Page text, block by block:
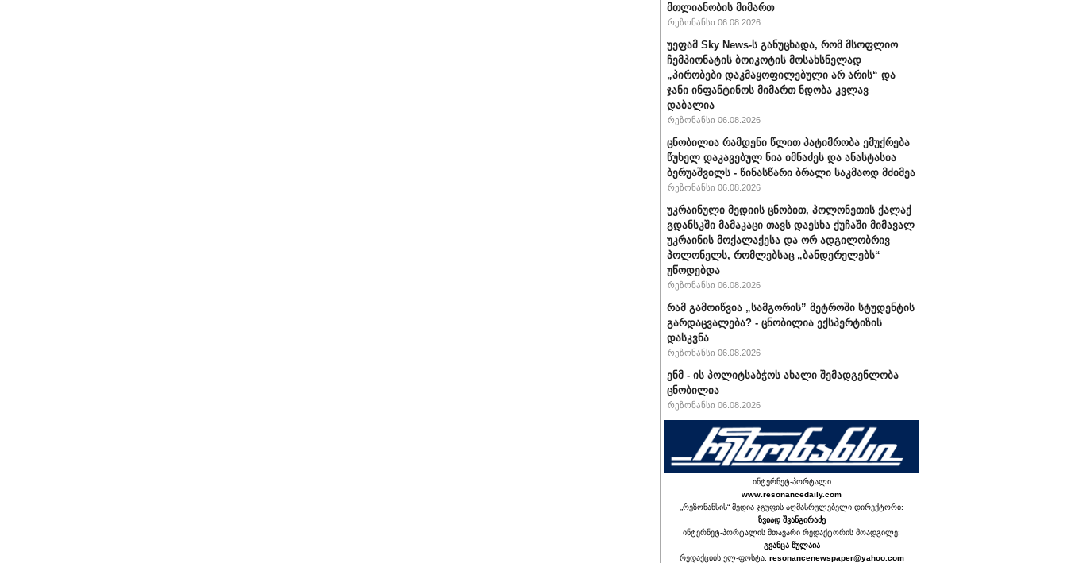
მთლიანობის მიმართ
რეზონანსი 06.08.2026
უეფამ Sky News-ს განუცხადა, რომ მსოფლიო
ჩემპიონატის ბოიკოტის მოსახსნელად
„პირობები დაკმაყოფილებული არ არის“ და
ჯანი ინფანტინოს მიმართ ნდობა კვლავ
დაბალია
რეზონანსი 06.08.2026
ცნობილია რამდენი წლით პატიმრობა ემუქრება
წუხელ დაკავებულ ნია იმნაძეს და ანასტასია
ბერუაშვილს - წინასწარი ბრალი საკმაოდ მძიმეა
რეზონანსი 06.08.2026
უკრაინული მედიის ცნობით, პოლონეთის ქალაქ
გდანსკში მამაკაცი თავს დაესხა ქუჩაში მიმავალ
უკრაინის მოქალაქესა და ორ ადგილობრივ
პოლონელს, რომლებსაც „ბანდერელებს“
უწოდებდა
რეზონანსი 06.08.2026
რამ გამოიწვია „სამგორის” მეტროში სტუდენტის
გარდაცვალება? - ცნობილია ექსპერტიზის
დასკვნა
რეზონანსი 06.08.2026
ენმ - ის პოლიტსაბჭოს ახალი შემადგენლობა
ცნობილია
რეზონანსი 06.08.2026
ინტერნეტ-პორტალი
www.resonancedaily.com
„რეზონანსის“ მედია ჯგუფის აღმასრულებელი დირექტორი:
ზვიად შვანგირაძე
ინტერნეტ-პორტალის მთავარი რედაქტორის მოადგილე:
გვანცა წულაია
რედაქციის ელ-ფოსტა: resonancenewspaper@yahoo.com